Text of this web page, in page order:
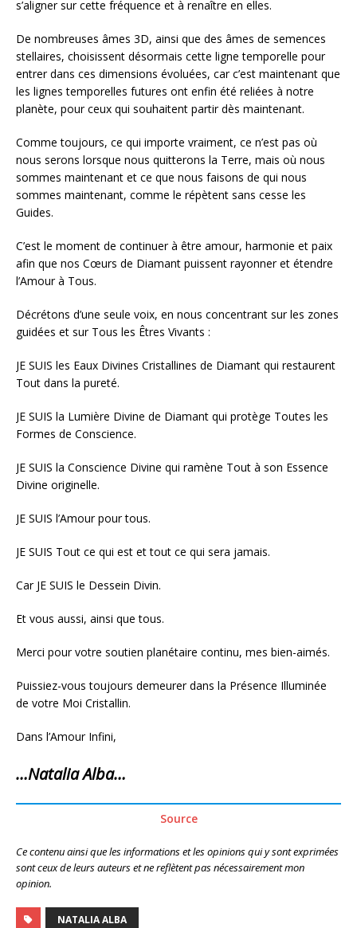
s’aligner sur cette fréquence et à renaître en elles.
De nombreuses âmes 3D, ainsi que des âmes de semences
stellaires, choisissent désormais cette ligne temporelle pour
entrer dans ces dimensions évoluées, car c’est maintenant que
les lignes temporelles futures ont enfin été reliées à notre
planète, pour ceux qui souhaitent partir dès maintenant.
Comme toujours, ce qui importe vraiment, ce n’est pas où
nous serons lorsque nous quitterons la Terre, mais où nous
sommes maintenant et ce que nous faisons de qui nous
sommes maintenant, comme le répètent sans cesse les
Guides.
C’est le moment de continuer à être amour, harmonie et paix
afin que nos Cœurs de Diamant puissent rayonner et étendre
l’Amour à Tous.
Décrétons d’une seule voix, en nous concentrant sur les zones
guidées et sur Tous les Êtres Vivants :
JE SUIS les Eaux Divines Cristallines de Diamant qui restaurent
Tout dans la pureté.
JE SUIS la Lumière Divine de Diamant qui protège Toutes les
Formes de Conscience.
JE SUIS la Conscience Divine qui ramène Tout à son Essence
Divine originelle.
JE SUIS l’Amour pour tous.
JE SUIS Tout ce qui est et tout ce qui sera jamais.
Car JE SUIS le Dessein Divin.
Et vous aussi, ainsi que tous.
Merci pour votre soutien planétaire continu, mes bien-aimés.
Puissiez-vous toujours demeurer dans la Présence Illuminée
de votre Moi Cristallin.
Dans l’Amour Infini,
…Natalia Alba…
Source
Ce contenu ainsi que les informations et les opinions qui y sont exprimées
sont ceux de leurs auteurs et ne reflètent pas nécessairement mon
opinion.
NATALIA ALBA